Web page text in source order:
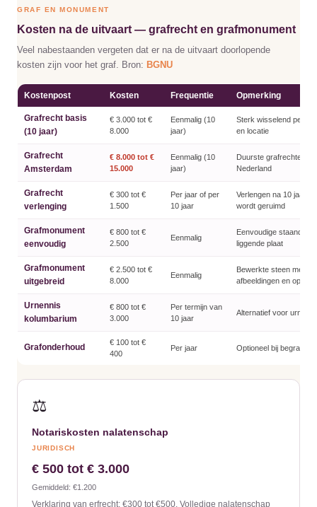
GRAF EN MONUMENT
Kosten na de uitvaart — grafrecht en grafmonument
Veel nabestaanden vergeten dat er na de uitvaart doorlopende
kosten zijn voor het graf. Bron: BGNU
Kostenpost Kosten Frequentie Opmerking
Grafrecht basis
(10 jaar)
€ 3.000 tot €
8.000
Eenmalig (10
jaar)
Sterk wisselend per
en locatie
Grafrecht
Amsterdam
€ 8.000 tot €
15.000
Eenmalig (10
jaar)
Duurste grafrechten
Nederland
Grafrecht
verlenging
€ 300 tot €
1.500
Per jaar of per
10 jaar
Verlengen na 10 jaar of
wordt geruimd
Grafmonument
eenvoudig
€ 800 tot €
2.500
Eenmalig
Eenvoudige staande
liggende plaat
Grafmonument
uitgebreid
€ 2.500 tot €
8.000
Eenmalig
Bewerkte steen met
afbeeldingen en
Urnennis
kolumbarium
€ 800 tot €
3.000
Per termijn van
10 jaar
Alternatief voor
Grafonderhoud
€ 100 tot €
400
Per jaar Optioneel bij
⚖️
Notariskosten nalatenschap
JURIDISCH
€ 500 tot € 3.000
Gemiddeld: €1.200
Verklaring van erfrecht: €300 tot €500. Volledige nalatenschap